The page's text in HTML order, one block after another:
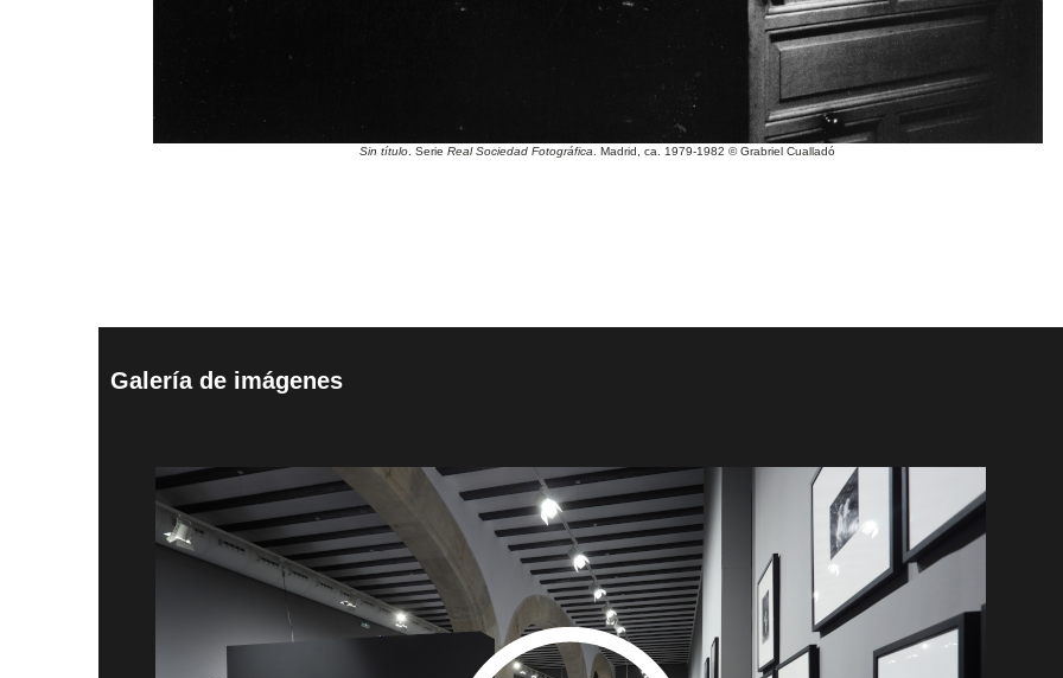
Sin título . SerieReal Sociedad Fotográfica . Madrid, ca. 1979-1982 © Grabriel Cualladó
Galería de imágenes